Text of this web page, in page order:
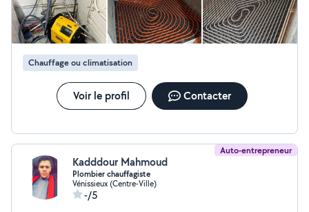
Chauffage ou climatisation
Voir le profil Contacter
Auto-entrepreneur
Kadddour Mahmoud
Plombier chauffagiste
Vénissieux (Centre-Ville)
-/5